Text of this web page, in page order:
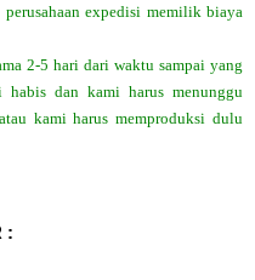
expedisi memilik biaya
2-5 hari dari waktu sampai yang
dan kami harus menunggu
kami harus memproduksi dulu
: